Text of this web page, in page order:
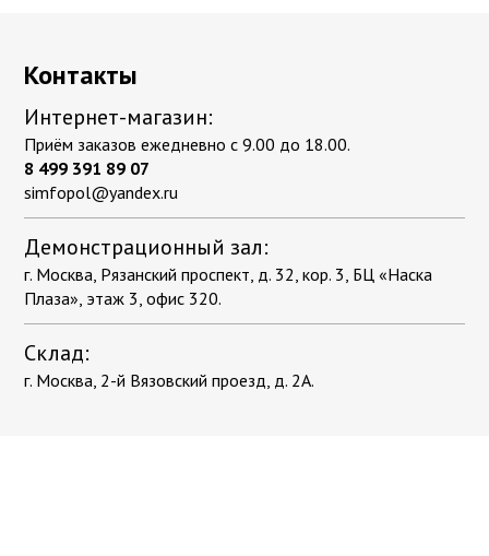
Контакты
Интернет-магазин:
Приём заказов ежедневно с 9.00 до 18.00.
8 499 391 89 07
simfopol@yandex.ru
Демонстрационный зал:
г. Москва, Рязанский проспект, д. 32, кор. 3, БЦ «Наска
Плаза», этаж 3, офис 320.
Склад:
г. Москва, 2-й Вязовский проезд, д. 2А.